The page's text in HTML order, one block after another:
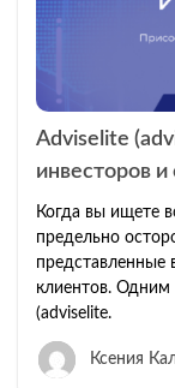
Adviselite
инвесторов
Когда вы ищете
предельно
представленные
клиентов. Одним
(adviselite.
Ксения